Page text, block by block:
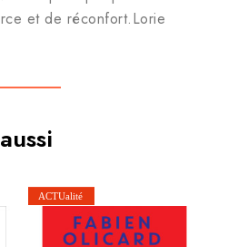
et de réconfort.Lorie